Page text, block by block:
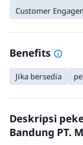
Customer
Benefits
Jika bersedia
Deskripsi
Bandung PT.